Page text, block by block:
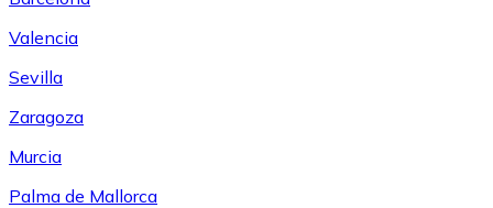
Valencia
Sevilla
Zaragoza
Murcia
Palma de Mallorca